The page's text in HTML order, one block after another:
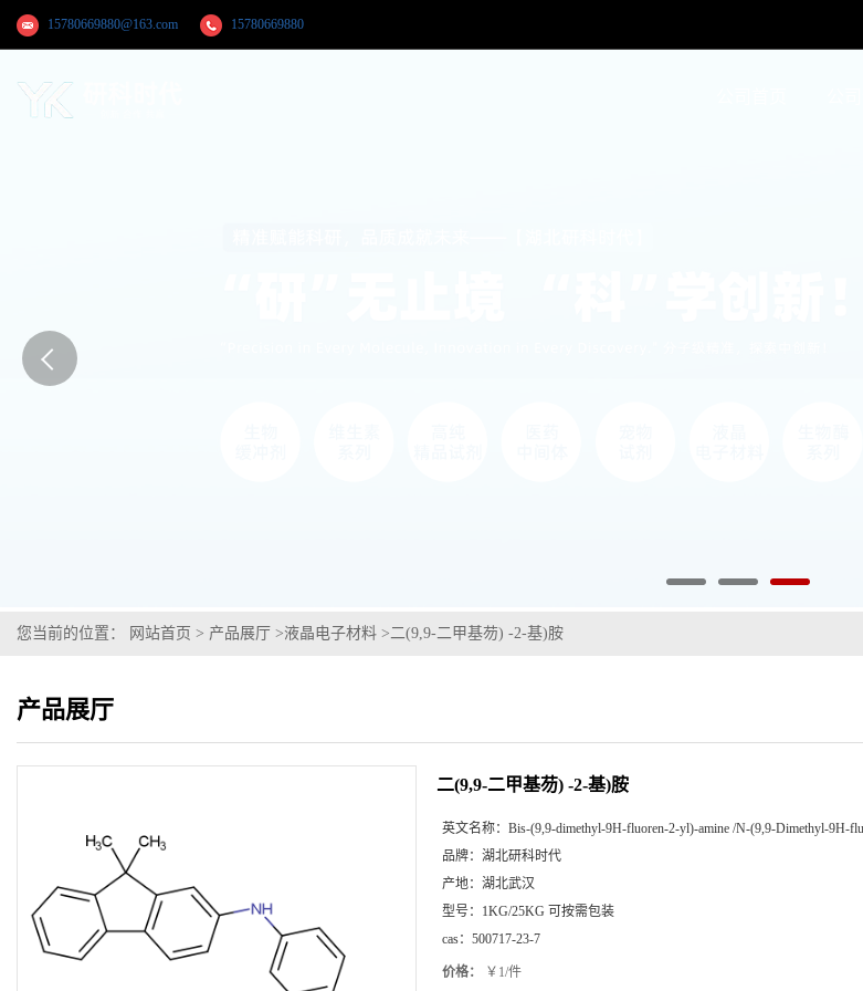
15780669880@163.com 15780669880
您当前的位置： 网站首页 > 产品展厅 >液晶电子材料 >二(9,9-二甲基芴) -2-基)胺
产品展厅
二(9,9-二甲基芴) -2-基)胺
英文名称： Bis-(9,9-dimethyl-9H-fluoren-2-yl)-amine /N-(9,9-Dimethyl-9H-
品牌： 湖北研科时代
产地： 湖北武汉
型号： 1KG/25KG 可按需包装
cas： 500717-23-7
价格： ￥1/件